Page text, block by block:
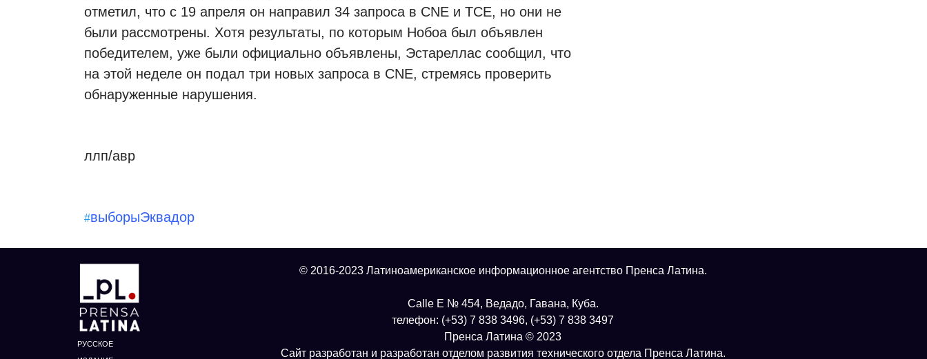
отметил, что с 19 апреля он направил 34 запроса в CNE и TCE, но они не
были рассмотрены. Хотя результаты, по которым Нобоа был объявлен
победителем, уже были официально объявлены, Эстареллас сообщил, что
на этой неделе он подал три новых запроса в CNE, стремясь проверить
обнаруженные нарушения.
ллп/авр
#выборыЭквадор
РУССКОЕ
© 2016-2023 Латиноамериканское информационное агентство Пренса Латина.
Calle E № 454, Ведадо, Гавана, Куба.
телефон: (+53) 7 838 3496, (+53) 7 838 3497
Пренса Латина © 2023
Сайт разработан и разработан отделом развития технического отдела Пренса Латина.